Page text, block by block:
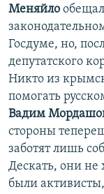
Меняйло
Госдуме, но,
депутатского
Никто из
помогать
Вадим
стороны
заботят лишь
Дескать, они не
были